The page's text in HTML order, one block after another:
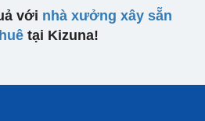
với nhà xưởng xây sẵn
tại Kizuna!